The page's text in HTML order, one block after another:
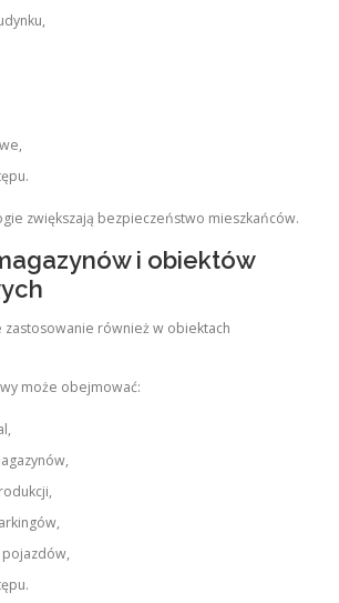
zwiększają bezpieczeństwo mieszkańców.
i obiektów
zastosowanie również w obiektach
może obejmować:
pojazdów,